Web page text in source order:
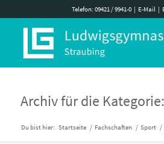
Telefon: 09421 / 9941-0| E-Mail|
Archiv für die
Du bist hier: Startseite / Fachschaften / Sport /